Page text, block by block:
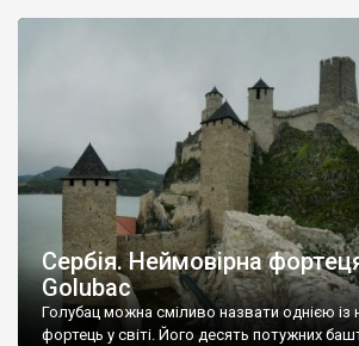
Сербія. Неймовірна
Golubac
Голубац можна сміливо назвати однією із
фортець у світі. Його десять потужних